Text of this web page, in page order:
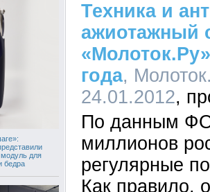
для
бедра
Техника и
ажиотажный
года,
24.01.2012
По данным
миллионов
регулярные
Как правило,